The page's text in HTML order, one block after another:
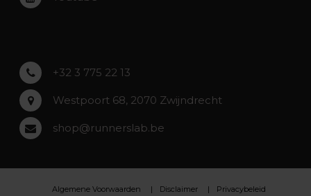
Asse
+32 3 775 22 13
Westpoort 68, 2070 Zwijndrecht
shop@runnerslab.be
Algemene Voorwaarden Disclaimer
Privacybeleid